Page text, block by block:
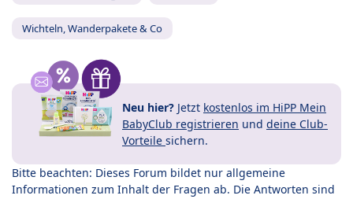
Wichteln, Wanderpakete & Co
Neu hier? Jetzt kostenlos im HiPP Mein
BabyClub registrieren und deine Club-
Vorteile sichern.
Bitte beachten: Dieses Forum bildet nur allgemeine
Informationen zum Inhalt der Fragen ab. Die Antworten sind